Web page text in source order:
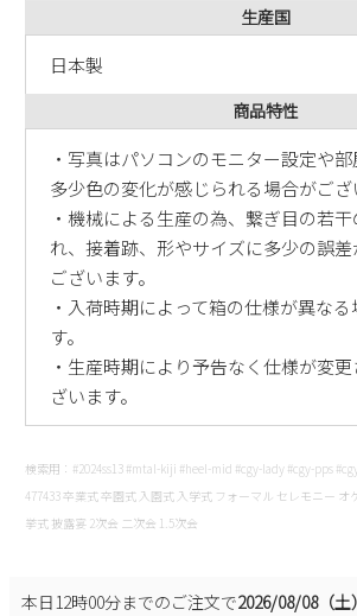
生産国
日本製
商品特性
・写真はパソコンのモニター設定や
多少色の変化が感じられる場合がござ
・機械による生産の為、繋ぎ目の若
れ、接着跡、形やサイズに多少の誤
ございます。
・入荷時期によって箱の仕様が異な
す。
・生産時期により予告なく仕様が変
ざいます。
検索用：#2024ss13 #mtal-kiji #heel-mid #cgy-lady #cgy-pps
477433 卒業式 卒園式 入園式 入学式 フォーマル セレモニー オ
挙式 披露宴 2次会 二次会 1.5次会
本日12時00分までのご注文で2026/08/08（土）